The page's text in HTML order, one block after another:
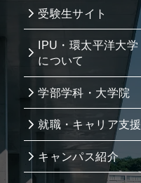
受験生サイト
IPU・環太平洋大学
について
学部学科・大学院
就職・キャリア支援
キャンパス紹介